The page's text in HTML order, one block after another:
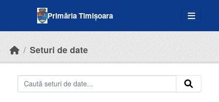
Primăria Timișoara
Seturi de date